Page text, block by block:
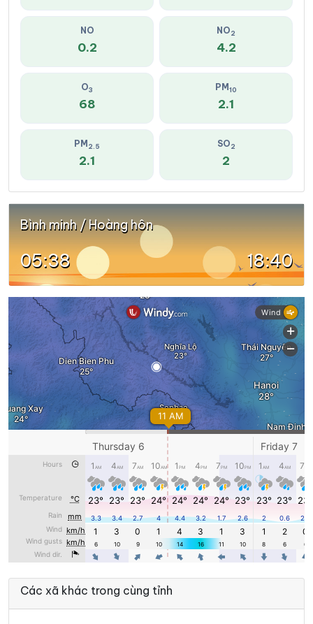
NO
0.2
NO2
4.2
O3
68
PM 10
2.1
PM 2.5
2.1
SO2
2
Bình minh / Hoàng hôn
05:38 18:40
Các xã khác trong cùng tỉnh